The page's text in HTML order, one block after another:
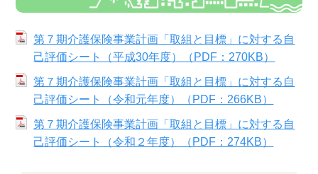
第７期介護保険事業計画「取組と目標」に対する自
己評価シート（平成30年度）（PDF：270KB）
第７期介護保険事業計画「取組と目標」に対する自
己評価シート（令和元年度）（PDF：266KB）
第７期介護保険事業計画「取組と目標」に対する自
己評価シート（令和２年度）（PDF：274KB）